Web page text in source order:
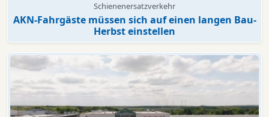
Schienenersatzverkehr
AKN-Fahrgäste müssen sich auf einen langen Bau-
Herbst einstellen